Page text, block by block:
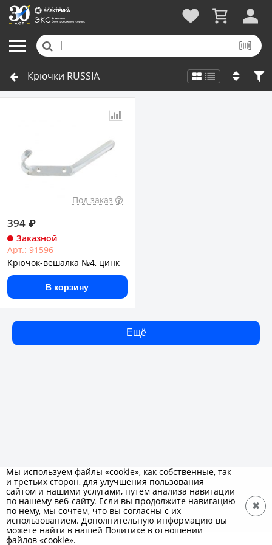
Крючки RUSSIA
Под заказ
394 ₽
Заказной
Арт.: 91596
Крючок-вешалка №4, цинк
В корзину
Ещё
Мы используем файлы «cookie», как собственные, так
и третьих сторон, для улучшения пользования
сайтом и нашими услугами, путем анализа навигации
по нашему веб-сайту. Если вы продолжите навигацию
по нему, мы сочтем, что вы согласны с их
использованием. Дополнительную информацию вы
можете найти в нашей Политике в отношении
файлов «cookie».
✖